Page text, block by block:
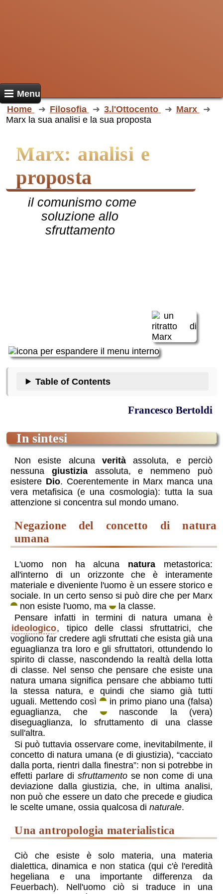
Menu
Home
Filosofia 3.l'Ottocento
Marx
Marx la sua analisi e la sua proposta
Marx: analisi e
proposta
il comunismo come
soluzione allo
sfruttamento
Table of Contents
Francesco Bertoldi
in sintesi
Non esiste alcuna verità assoluta, e perciò
nessuna giustiziaassoluta, e nemmeno può
esistere Dio. Coerentemente in Marx manca una
vera metafisica (e una cosmologia): tutta la sua
attenzione si concentra sul mondo umano.
negazione del concetto di natura
umana
L'uomo non ha alcuna natura metastorica:
all'interno di un orizzonte che è interamente
materiale e diveniente l'uomo è un essere storico e
sociale. In un certo senso si può dire che per Marx
non esiste l'uomo, ma
la classe.
Pensare infatti in termini di natura umana è
ideologico, tipico delle classi sfruttatrici, che
vogliono far credere agli sfruttati che esista già una
eguaglianza tra loro e gli sfruttatori, ottundendo lo
spirito di classe, nascondendo la realtà della lotta
di classe. Nel senso che pensare che esiste una
natura umana significa pensare che abbiamo tutti
la stessa natura, e quindi che siamo già tutti
uguali. Mettendo così
in primo piano una (falsa)
eguaglianza, che
nasconde la (vera)
diseguaglianza, lo sfruttamento di una classe
sull'altra.
Si può tuttavia osservare come, inevitabilmente, il
concetto di natura umana (e di giustizia), “cacciato
dalla porta, rientri dalla finestra”: non si potrebbe in
effetti parlare di sfruttamentose non come di una
deviazione dalla giustizia, che, in ultima analisi,
non può che essere un dato che precede e giudica
le scelte umane, ossia qualcosa di naturale.
una antropologia materialistica
Ciò che esiste è solo materia, una materia
dialettica, dinamica e non statica (qui c'è l'eredità
hegeliana e una importante differenza da
Feuerbach). Nell'uomo ciò si traduce in una